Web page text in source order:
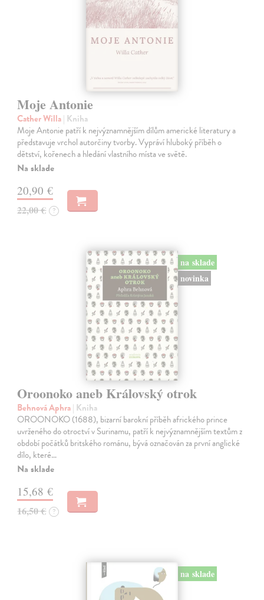
Moje Antonie
Cather Willa| Kniha
Moje Antonie patří k nejvýznamnějším dílům americké literatury a
představuje vrchol autorčiny tvorby. Vypráví hluboký příběh o
dětství, kořenech a hledání vlastního místa ve světě.
Na sklade
20,90 €
22,00 € ?
na sklade
novinka
Oroonoko aneb Královský otrok
Behnová Aphra| Kniha
OROONOKO (1688), bizarní barokní příběh afrického prince
uvrženého do otroctví v Surinamu, patří k nejvýznamnějším textům z
období počátků britského románu, bývá označován za první anglické
dílo, které…
Na sklade
15,68 €
16,50 € ?
na sklade